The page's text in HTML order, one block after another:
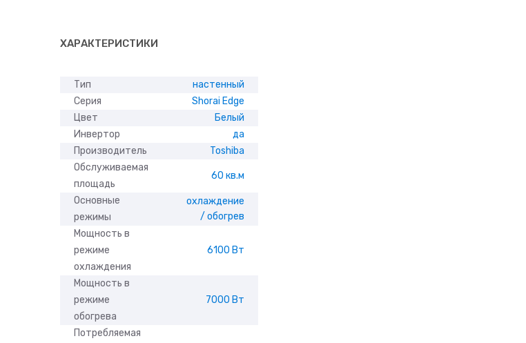
ХАРАКТЕРИСТИКИ
Тип
настенный
Серия
Shorai Edge
Цвет
Белый
Инвертор
да
Производитель
Toshiba
Обслуживаемая
площадь
60 кв.м
Основные
режимы
охлаждение
/ обогрев
Мощность в
режиме
охлаждения
6100 Вт
Мощность в
режиме
обогрева
7000 Вт
Потребляемая